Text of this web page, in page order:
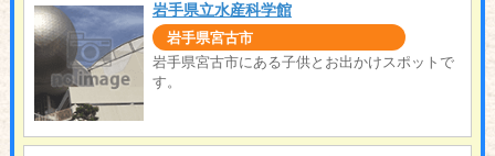
岩手県立水産科学館
岩手県宮古市
岩手県宮古市にある子供とお出かけスポットで
す。